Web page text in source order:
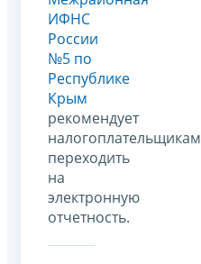
ИФНС
России
№5 по
Республике
Крым
рекомендует
налогоплательщикам
переходить
на
электронную
отчетность.